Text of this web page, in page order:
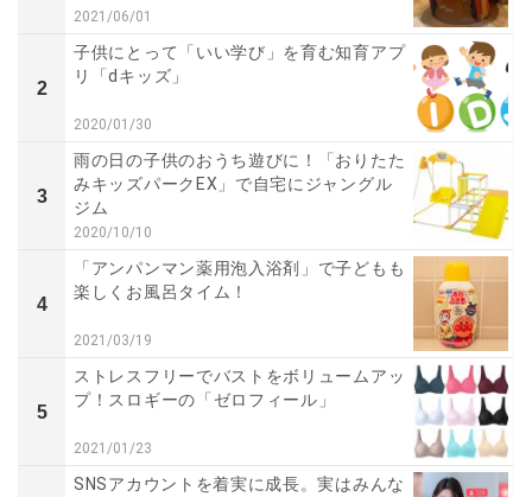
2021/06/01
2
子供にとって「いい学び」を育む知育アプ
リ「dキッズ」
2020/01/30
3
雨の日の子供のおうち遊びに！「おりたた
みキッズパークEX」で自宅にジャングル
ジム
2020/10/10
4
「アンパンマン薬用泡入浴剤」で子どもも
楽しくお風呂タイム！
2021/03/19
5
ストレスフリーでバストをボリュームアッ
プ！スロギーの「ゼロフィール」
2021/01/23
SNSアカウントを着実に成長。実はみんな